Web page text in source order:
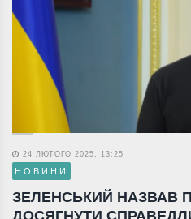
24 ЛЮТОГО 2025, 13:25
НОВИНИ
ЗЕЛЕНСЬКИЙ НАЗВАВ